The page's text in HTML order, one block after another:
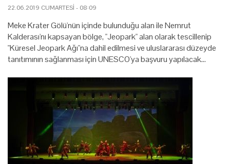
22.06.2019 CUMARTESI - 08:09
Meke Krater Gölü'nün içinde bulunduğu alan ile Nemrut
Kalderası'nı kapsayan bölge, "Jeopark" alan olarak tescillenip
"Küresel Jeopark Ağı"na dahil edilmesi ve uluslararası düzeyde
tanıtımının sağlanması için UNESCO'ya başvuru yapılacak…